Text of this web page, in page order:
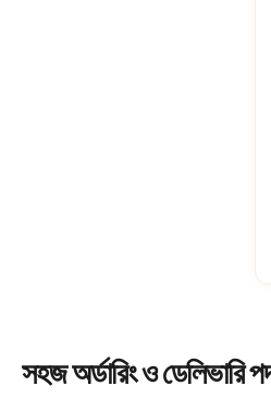
সহজঅর্ডারিংও ডেলিভারি